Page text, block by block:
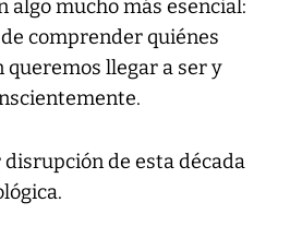
algo mucho más esencial:
comprender quiénes
queremos llegar a ser y
disrupción de esta década